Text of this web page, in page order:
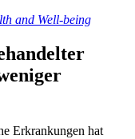
and Well-being
Erkrankungen hat